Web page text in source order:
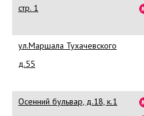
стр. 1
ул.Маршала Тухачевского
д.55
Осенний бульвар, д.18, к.1